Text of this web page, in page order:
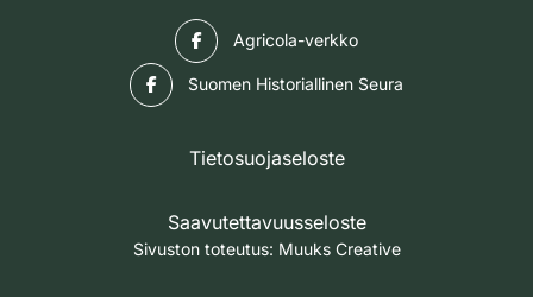
Agricola-verkko
Suomen Historiallinen Seura
Tietosuojaseloste
Saavutettavuusseloste
Sivuston toteutus: Muuks Creative